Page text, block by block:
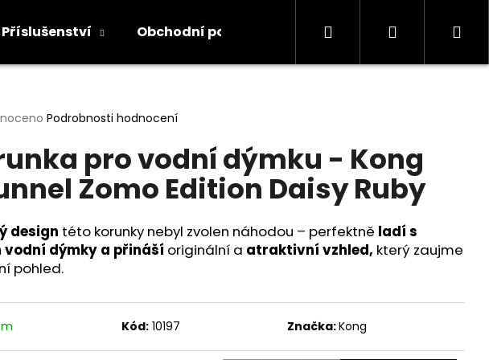
Příslušenství Obchodní podmínky Kontakty Informace
Hledat Přihlášení
Podrobnosti hodnocení
pro vodní dýmku - Kong
Zomo Edition Daisy Ruby
design této korunky nebyl zvolen náhodou – perfektně ladí s
vodní dýmky a přináší originální a atraktivní vzhled, který zaujme
pohled.
Kód: 10197 Značka:Kong
HLEDAT